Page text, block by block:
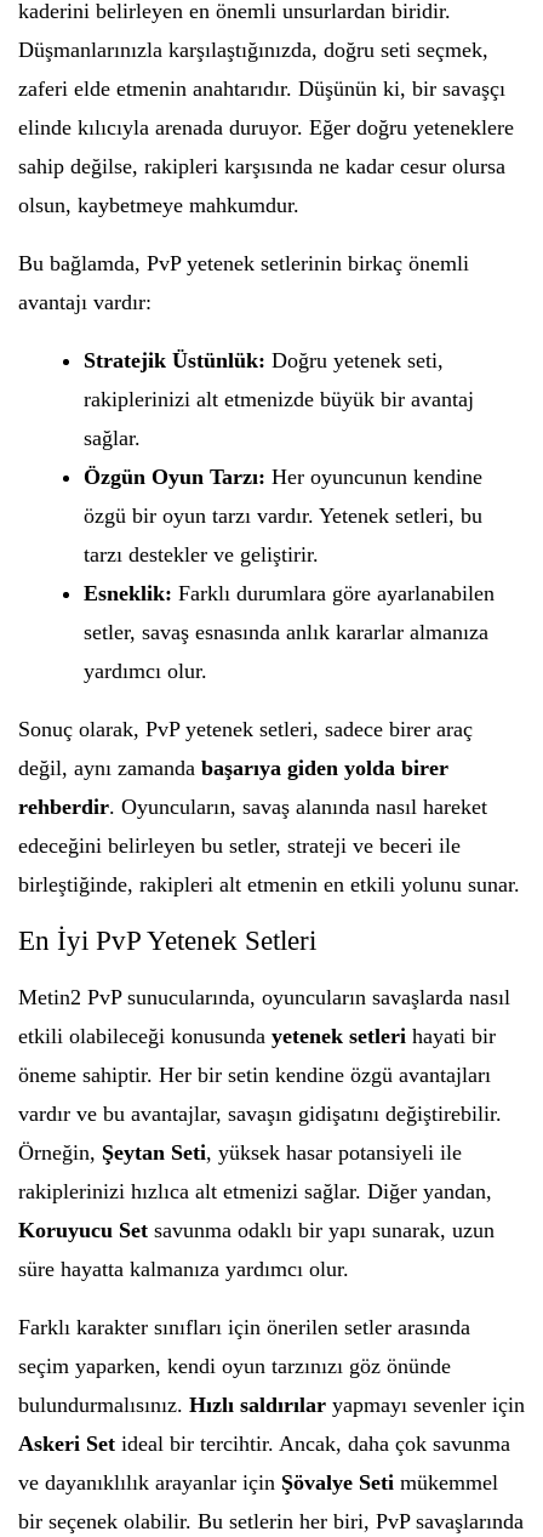
kaderini belirleyen en önemli unsurlardan biridir.
Düşmanlarınızla karşılaştığınızda, doğru seti seçmek,
zaferi elde etmenin anahtarıdır. Düşünün ki, bir savaşçı
elinde kılıcıyla arenada duruyor. Eğer doğru yeteneklere
sahip değilse, rakipleri karşısında ne kadar cesur olursa
olsun, kaybetmeye mahkumdur.
Bu bağlamda, PvP yetenek setlerinin birkaç önemli
avantajı vardır:
Stratejik Üstünlük: Doğru yetenek seti,
rakiplerinizi alt etmenizde büyük bir avantaj
sağlar.
Özgün Oyun Tarzı: Her oyuncunun kendine
özgü bir oyun tarzı vardır. Yetenek setleri, bu
tarzı destekler ve geliştirir.
Esneklik: Farklı durumlara göre ayarlanabilen
setler, savaş esnasında anlık kararlar almanıza
yardımcı olur.
Sonuç olarak, PvP yetenek setleri, sadece birer araç
değil, aynı zamanda başarıya giden yolda birer
rehberdir. Oyuncuların, savaş alanında nasıl hareket
edeceğini belirleyen bu setler, strateji ve beceri ile
birleştiğinde, rakipleri alt etmenin en etkili yolunu sunar.
En İyi PvP Yetenek Setleri
Metin2 PvP sunucularında, oyuncuların savaşlarda nasıl
etkili olabileceği konusunda yetenek setleri hayati bir
öneme sahiptir. Her bir setin kendine özgü avantajları
vardır ve bu avantajlar, savaşın gidişatını değiştirebilir.
Örneğin, Şeytan Seti, yüksek hasar potansiyeli ile
rakiplerinizi hızlıca alt etmenizi sağlar. Diğer yandan,
Koruyucu Set savunma odaklı bir yapı sunarak, uzun
süre hayatta kalmanıza yardımcı olur.
Farklı karakter sınıfları için önerilen setler arasında
seçim yaparken, kendi oyun tarzınızı göz önünde
bulundurmalısınız. Hızlı saldırılar yapmayı sevenler için
Askeri Set ideal bir tercihtir. Ancak, daha çok savunma
ve dayanıklılık arayanlar için Şövalye Seti mükemmel
bir seçenek olabilir. Bu setlerin her biri, PvP savaşlarında